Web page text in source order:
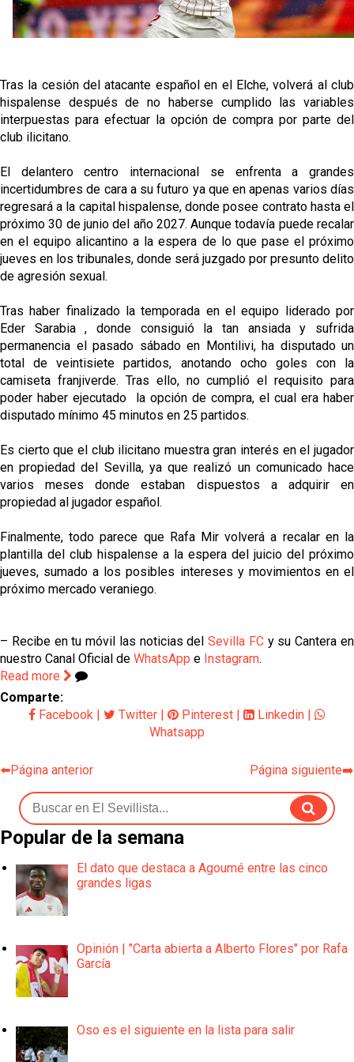
El dato que destaca a Agoumé entre las cinco
grandes ligas
El Granada negocia con el Sevilla FC por Alberto
Flores
oferta de 420 millones por el club
Tras la cesión del atacante español en el Elche, volverá al club
hispalense después de no haberse cumplido las variables
interpuestas para efectuar la opción de compra por parte del
club ilicitano.
El delantero centro internacional se enfrenta a grandes
incertidumbres de cara a su futuro ya que en apenas varios días
regresará a la capital hispalense, donde posee contrato hasta el
próximo 30 de junio del año 2027. Aunque todavía puede recalar
en el equipo alicantino a la espera de lo que pase el próximo
jueves en los tribunales, donde será juzgado por presunto delito
de agresión sexual.
Tras haber finalizado la temporada en el equipo liderado por
Eder Sarabia , donde consiguió la tan ansiada y sufrida
permanencia el pasado sábado en Montilivi, ha disputado un
total de veintisiete partidos, anotando ocho goles con la
camiseta franjiverde. Tras ello, no cumplió el requisito para
poder haber ejecutado la opción de compra, el cual era haber
disputado mínimo 45 minutos en 25 partidos.
Es cierto que el club ilicitano muestra gran interés en el jugador
en propiedad del Sevilla, ya que realizó un comunicado hace
varios meses donde estaban dispuestos a adquirir en
propiedad al jugador español.
Finalmente, todo parece que Rafa Mir volverá a recalar en la
plantilla del club hispalense a la espera del juicio del próximo
jueves, sumado a los posibles intereses y movimientos en el
próximo mercado veraniego.
– Recibe en tu móvil las noticias delSevilla FCy su Cantera en
nuestro Canal Oficial de WhatsApp e Instagram.
Read more
Comparte:
Facebook
Twitter Pinterest Linkedin
Whatsapp
⬅️Página anterior Página siguiente➡️
Popular de la semana
El dato que destaca a Agoumé entre las cinco
grandes ligas
Opinión | "Carta abierta a Alberto Flores" por Rafa
García
Oso es el siguiente en la lista para salir